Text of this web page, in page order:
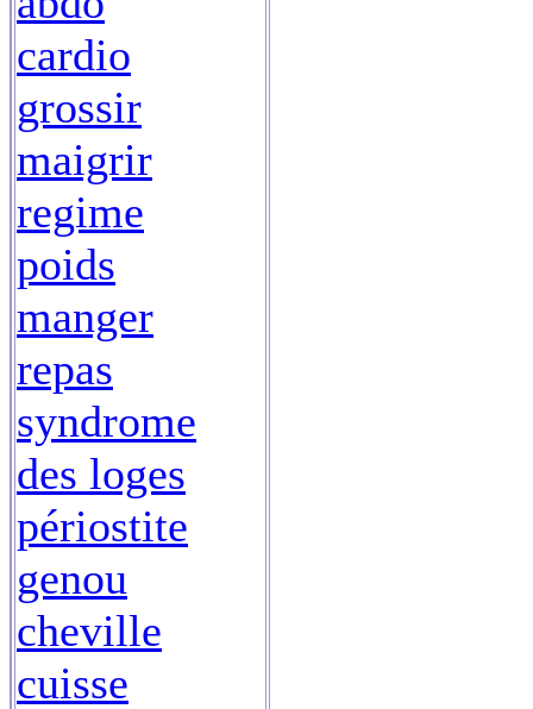
cardio
grossir
maigrir
regime
poids
manger
repas
syndrome
des loges
périostite
genou
cheville
cuisse